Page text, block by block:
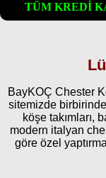
TÜM KREDİ
BayKOÇ Chester
sitemizde
köşe takımları,
modern italyan
göre özel